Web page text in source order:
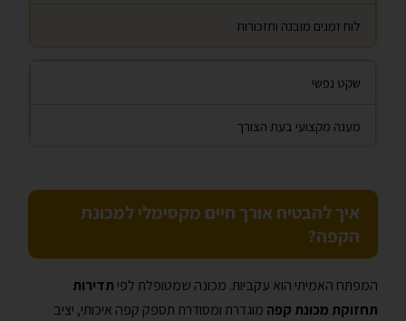
לוח זמנים מובנה ותזכורות
שקט נפשי
מענה מקצועי בעת הצורך
איך להבטיח אורך חיים מקסימלי למכונת
הקפה?
המפתח האמיתי הוא עקביות. מכונה שמטופלת לפי תדירות
תחזוקת מכונת קפה מוגדרת ומסודרת תספק קפה איכותי, יציב